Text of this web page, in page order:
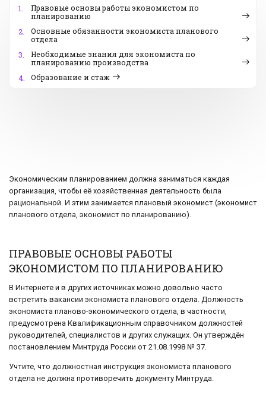
1.
Правовые основы работы экономистом по
планированию
2.
Основные обязанности экономиста планового
отдела
3.
Необходимые знания для экономиста по
планированию производства
4.
Образование и стаж
Экономическим планированием должна заниматься каждая
организация, чтобы её хозяйственная деятельность была
рациональной. И этим занимается плановый экономист (экономист
планового отдела, экономист по планированию).
ПРАВОВЫЕ ОСНОВЫ РАБОТЫ
ЭКОНОМИСТОМ ПО ПЛАНИРОВАНИЮ
В Интернете и в других источниках можно довольно часто
встретить вакансии экономиста планового отдела. Должность
экономиста планово-экономического отдела, в частности,
предусмотрена Квалификационным справочником должностей
руководителей, специалистов и других служащих. Он утверждён
постановлением Минтруда России от 21.08.1998 № 37.
Учтите, что должностная инструкция экономиста планового
отдела не должна противоречить документу Минтруда.